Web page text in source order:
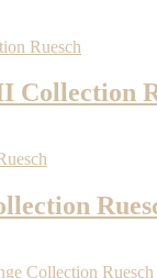
Collection